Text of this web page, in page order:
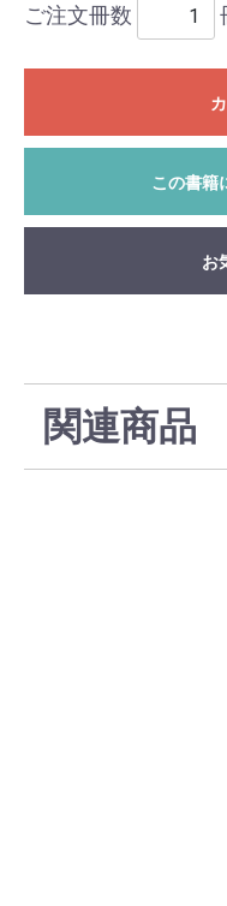
ご注文冊数
この書籍
お
関連商品